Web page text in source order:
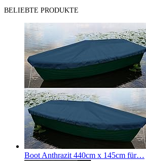
BELIEBTE PRODUKTE
Boot Anthrazit 440cm x 145cm für…